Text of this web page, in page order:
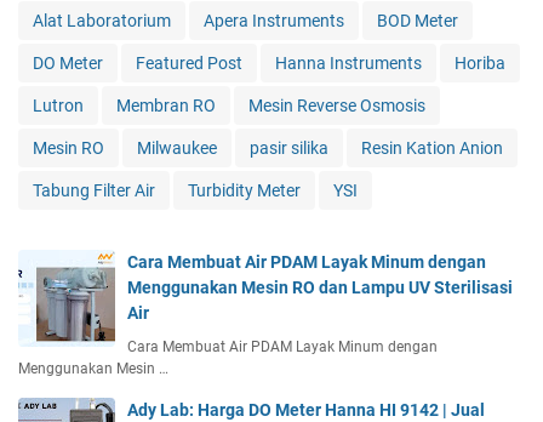
Alat Laboratorium Apera Instruments BOD Meter
DO Meter Featured Post Hanna Instruments Horiba
Lutron Membran RO Mesin Reverse Osmosis
Mesin RO Milwaukee pasir silika Resin Kation Anion
Tabung Filter Air Turbidity Meter YSI
Cara Membuat Air PDAM Layak Minum dengan
Menggunakan Mesin RO dan Lampu UV Sterilisasi
Air
Cara Membuat Air PDAM Layak Minum dengan
Menggunakan Mesin …
Ady Lab: Harga DO Meter Hanna HI 9142 | Jual